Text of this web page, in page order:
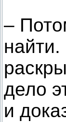
–
найти.
дело
и